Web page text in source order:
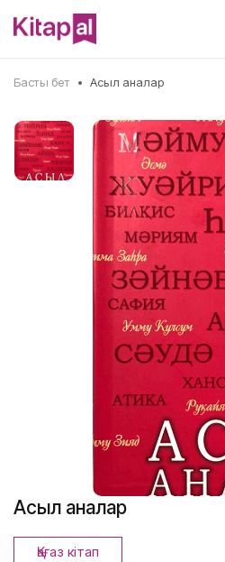
Басты бет • Асыл аналар
Асыл аналар
Қағаз кітап